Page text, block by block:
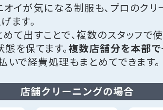
イが気になる制服も、プロのクリ
ます。
て出すことで、複数のスタッフで
を保てます。複数店舗分を本部
いで経費処理もまとめてできます。